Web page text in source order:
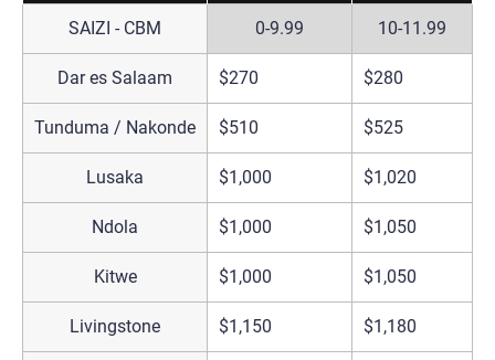
SAIZI - CBM 0-9.99 10-11.99
Dar es Salaam $270 $280
Tunduma / Nakonde $510 $525
Lusaka $1,000 $1,020
Ndola $1,000 $1,050
Kitwe $1,000 $1,050
Livingstone $1,150 $1,180